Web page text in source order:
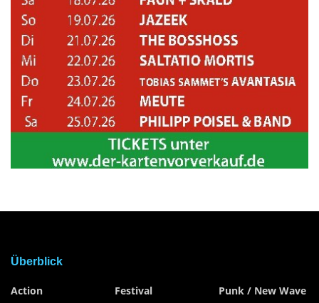
Überblick
Action
Festival
Punk / New Wave